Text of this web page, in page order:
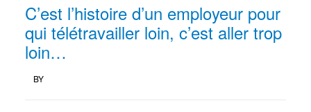
C’est l’histoire d’un employeur pour
qui télétravailler loin, c’est aller trop
loin…
BY